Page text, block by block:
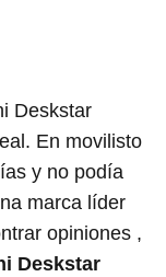
Deskstar
En movilisto
y no podía
marca líder
opiniones ,
Deskstar